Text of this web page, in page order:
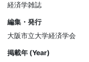
経済学雑誌
編集・発行
大阪市立大学経済学会
掲載年 (Year)